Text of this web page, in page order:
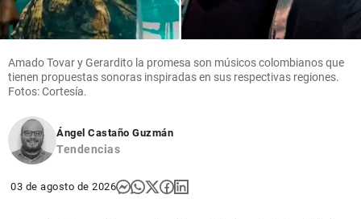
Amado Tovar y Gerardito la promesa son músicos colombianos que
tienen propuestas sonoras inspiradas en sus respectivas regiones.
Fotos: Cortesía.
Ángel Castaño Guzmán
Tendencias
03 de agosto de 2026